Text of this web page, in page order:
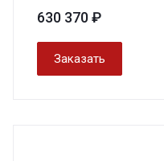
630 370 ₽
Заказать